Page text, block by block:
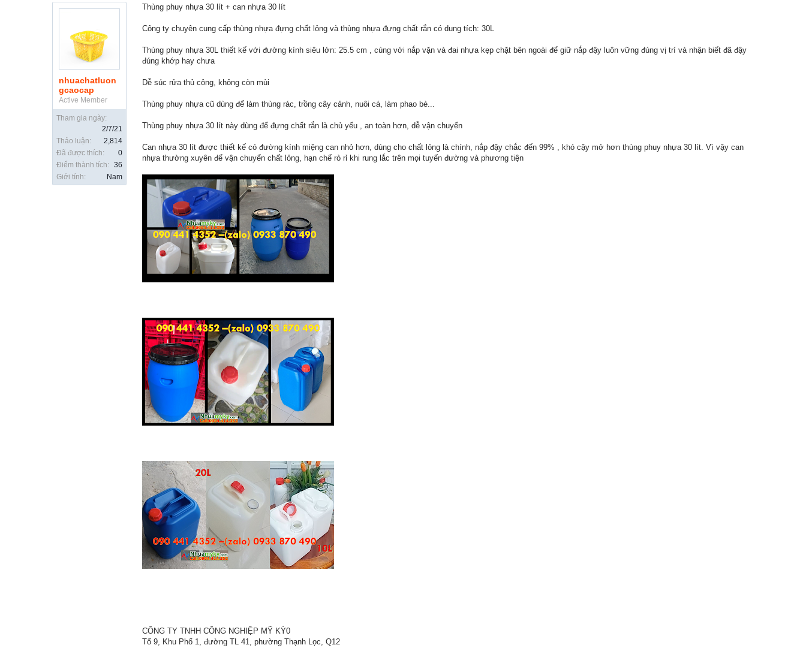
nhuachatluon
gcaocap
Active Member
Tham gia ngày:
2/7/21
Thảo luận:
2,814
Đã được thích:
0
Điểm thành tích:
36
Giới tính:
Nam
Thùng phuy nhựa 30 lít + can nhựa 30 lít
Công ty chuyên cung cấp thùng nhựa đựng chất lỏng và thùng nhựa đựng chất rắn có dung tích: 30L
Thùng phuy nhựa 30L thiết kế với đường kính siêu lớn: 25.5 cm , cùng với nắp vặn và đai nhựa kẹp chặt bên ngoài để giữ nắp đậy luôn vững đúng vị trí và nhận biết đã đậy
đúng khớp hay chưa
Dễ súc rửa thủ công, không còn mùi
Thùng phuy nhựa cũ dùng để làm thùng rác, trồng cây cảnh, nuôi cá, làm phao bè...
Thùng phuy nhựa 30 lít này dùng để đựng chất rắn là chủ yếu , an toàn hơn, dễ vận chuyển
Can nhựa 30 lít được thiết kế có đường kính miệng can nhỏ hơn, dùng cho chất lỏng là chính, nắp đậy chắc đến 99% , khó cậy mở hơn thùng phuy nhựa 30 lít. Vì vậy can
nhựa thường xuyên để vận chuyển chất lỏng, hạn chế rò rỉ khi rung lắc trên mọi tuyến đường và phương tiện
CÔNG TY TNHH CÔNG NGHIỆP MỸ KỲ0
Tổ 9, Khu Phố 1, đường TL 41, phường Thạnh Lọc, Q12